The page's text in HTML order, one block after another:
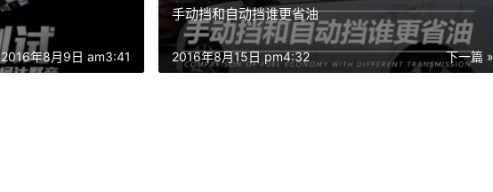
2016年8月9日 am3:41
手动挡和自动挡谁更省油
下一篇 »
2016年8月15日 pm4:32